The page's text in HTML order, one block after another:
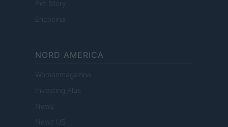
Pet Story
Encocina
NORD AMERICA
Womanmagazine
Investing Plus
Newz
Newz US